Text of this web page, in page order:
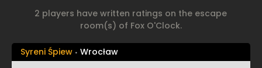
2 players have written ratings on the escape
room(s) of Fox O'Clock.
Syreni Śpiew Wrocław